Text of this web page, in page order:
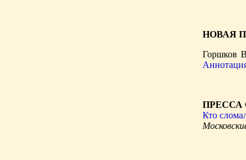
НОВАЯ
Горшков
ПРЕССА
Кто